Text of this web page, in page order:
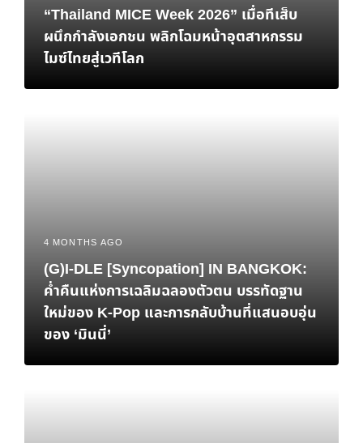
“Thailand MICE Week 2026” เมื่อทีเส็บ
ผนึกกำลังเอกชน พลิกโฉมหน้าอุตสาหกรรม
ไมซ์ไทยสู่เวทีโลก
4 MONTHS AGO
(G)I-DLE [Syncopation] IN BANGKOK:
ค่ำคืนแห่งการเฉลิมฉลองตัวตน บรรทัดฐาน
ใหม่ของ K-Pop และการกลับบ้านที่แสนอบอุ่น
ของ ‘มินนี่’